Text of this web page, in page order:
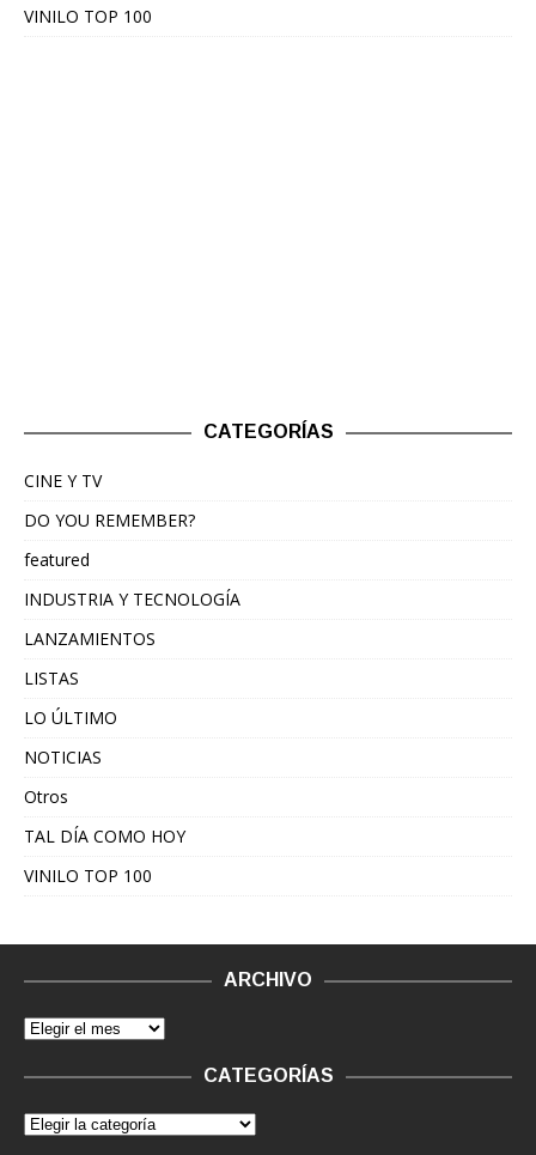
VINILO TOP 100
CATEGORÍAS
CINE Y TV
DO YOU REMEMBER?
featured
INDUSTRIA Y TECNOLOGÍA
LANZAMIENTOS
LISTAS
LO ÚLTIMO
NOTICIAS
Otros
TAL DÍA COMO HOY
VINILO TOP 100
ARCHIVO
CATEGORÍAS